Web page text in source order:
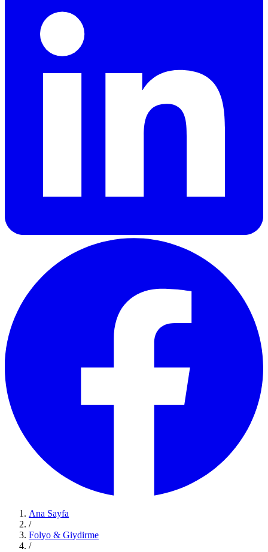
Ana Sayfa
/
Folyo & Giydirme
/